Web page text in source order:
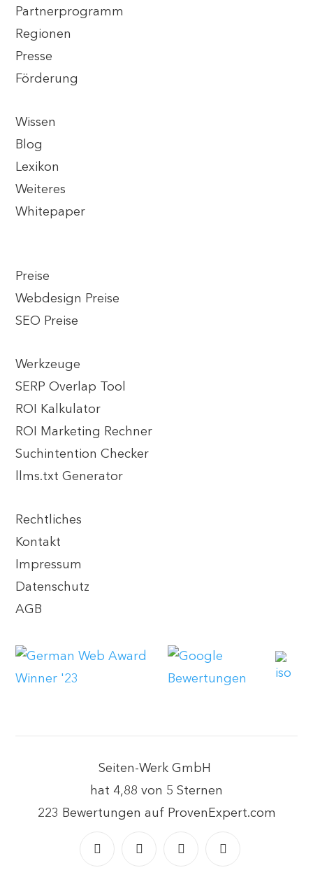
Partnerprogramm
Regionen
Presse
Förderung
Wissen
Blog
Lexikon
Weiteres
Whitepaper
Preise
Webdesign Preise
SEO Preise
Werkzeuge
SERP Overlap Tool
ROI Kalkulator
ROI Marketing Rechner
Suchintention Checker
llms.txt Generator
Rechtliches
Kontakt
Impressum
Datenschutz
AGB
Seiten-Werk GmbH
hat 4,88 von 5 Sternen
223 Bewertungen auf ProvenExpert.com